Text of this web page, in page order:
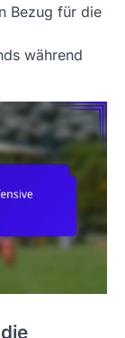
Bezug für die
während